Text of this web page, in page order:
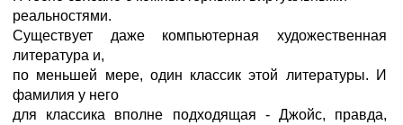
реальностями.
Существует даже компьютерная художественная
литература и,
по меньшей мере, один классик этой литературы. И
фамилия у него
для классика вполне подходящая - Джойс, правда,